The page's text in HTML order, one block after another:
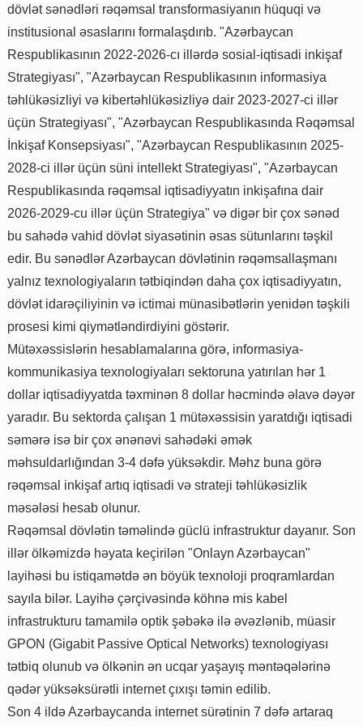
dövlət sənədləri rəqəmsal transformasiyanın hüquqi və
institusional əsaslarını formalaşdırıb. "Azərbaycan
Respublikasının 2022-2026-cı illərdə sosial-iqtisadi inkişaf
Strategiyası", "Azərbaycan Respublikasının informasiya
təhlükəsizliyi və kibertəhlükəsizliyə dair 2023-2027-ci illər
üçün Strategiyası", "Azərbaycan Respublikasında Rəqəmsal
İnkişaf Konsepsiyası", "Azərbaycan Respublikasının 2025-
2028-ci illər üçün süni intellekt Strategiyası", "Azərbaycan
Respublikasında rəqəmsal iqtisadiyyatın inkişafına dair
2026-2029-cu illər üçün Strategiya" və digər bir çox sənəd
bu sahədə vahid dövlət siyasətinin əsas sütunlarını təşkil
edir. Bu sənədlər Azərbaycan dövlətinin rəqəmsallaşmanı
yalnız texnologiyaların tətbiqindən daha çox iqtisadiyyatın,
dövlət idarəçiliyinin və ictimai münasibətlərin yenidən təşkili
prosesi kimi qiymətləndirdiyini göstərir.
Mütəxəssislərin hesablamalarına görə, informasiya-
kommunikasiya texnologiyaları sektoruna yatırılan hər 1
dollar iqtisadiyyatda təxminən 8 dollar həcmində əlavə dəyər
yaradır. Bu sektorda çalışan 1 mütəxəssisin yaratdığı iqtisadi
səmərə isə bir çox ənənəvi sahədəki əmək
məhsuldarlığından 3-4 dəfə yüksəkdir. Məhz buna görə
rəqəmsal inkişaf artıq iqtisadi və strateji təhlükəsizlik
məsələsi hesab olunur.
Rəqəmsal dövlətin təməlində güclü infrastruktur dayanır. Son
illər ölkəmizdə həyata keçirilən "Onlayn Azərbaycan"
layihəsi bu istiqamətdə ən böyük texnoloji proqramlardan
sayıla bilər. Layihə çərçivəsində köhnə mis kabel
infrastrukturu tamamilə optik şəbəkə ilə əvəzlənib, müasir
GPON (Gigabit Passive Optical Networks) texnologiyası
tətbiq olunub və ölkənin ən ucqar yaşayış məntəqələrinə
qədər yüksəksürətli internet çıxışı təmin edilib.
Son 4 ildə Azərbaycanda internet sürətinin 7 dəfə artaraq